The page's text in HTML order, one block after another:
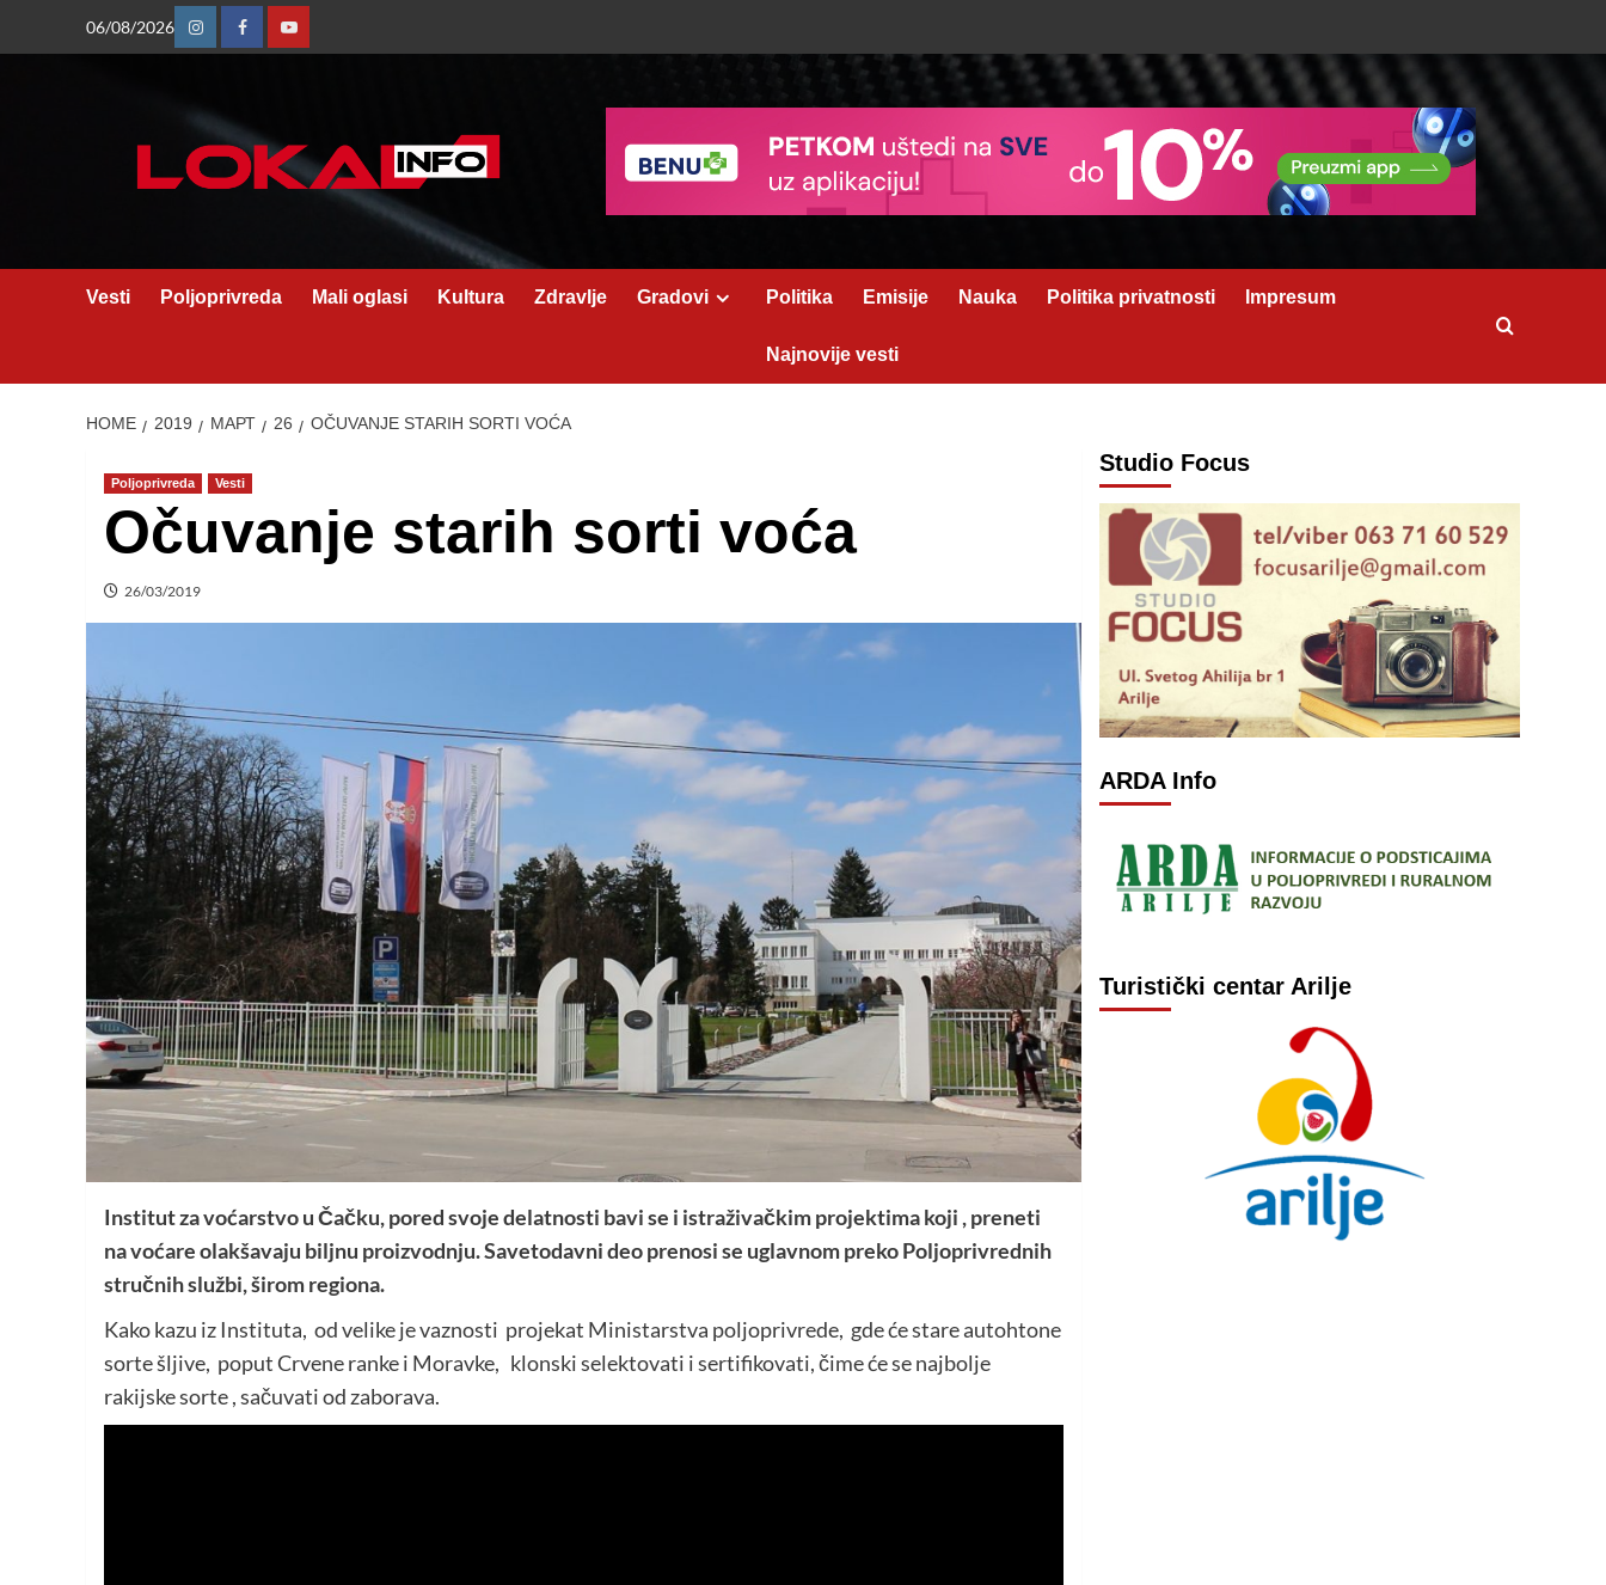
06/08/2026
InstagramFacebookYoutube
Vesti Poljoprivreda Mali oglasi Kultura Zdravlje Gradovi Politika Emisije Nauka Politika privatnosti Impresum
Najnovije vesti
HOME 2019 МАРТ 26 OČUVANJE STARIH SORTI VOĆA
Poljoprivreda Vesti
Očuvanje starih sorti voća
26/03/2019
Institut za voćarstvo u Čačku, pored svoje delatnosti bavi se i istraživačkim projektima koji , preneti
na voćare olakšavaju biljnu proizvodnju. Savetodavni deo prenosi se uglavnom preko Poljoprivrednih
stručnih službi, širom regiona.
Kako kazu iz Instituta, od velike je vaznosti projekat Ministarstva poljoprivrede, gde će stare autohtone
sorte šljive, poput Crvene ranke i Moravke, klonski selektovati i sertifikovati, čime će se najbolje
rakijske sorte , sačuvati od zaborava.
Studio Focus
ARDA Info
Turistički centar Arilje